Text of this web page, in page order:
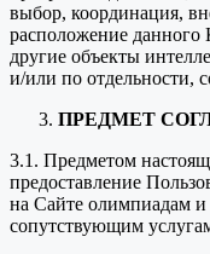
выбор, координация,
расположение данного
другие объекты
и/или по отдельности,
ПРЕДМЕТ
3.1. Предметом
предоставление
на Сайте олимпиадам
сопутствующим